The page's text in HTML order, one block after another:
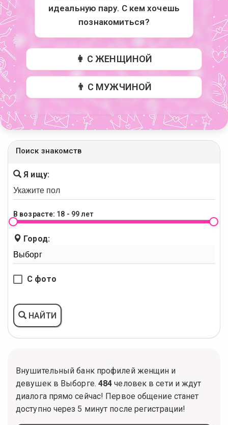
идеальную пару. С кем хочешь
познакомиться?
👩 С ЖЕНЩИНОЙ
👨 С МУЖЧИНОЙ
Поиск знакомств
Я ищу:
В возрасте: 18 - 99 лет
Город:
С фото
НАЙТИ
Внушительный банк профилей женщин и
девушек в Выборге. 484 человек в сети и ждут
диалога прямо сейчас! Первое общение станет
доступно через 5 минут после регистрации!